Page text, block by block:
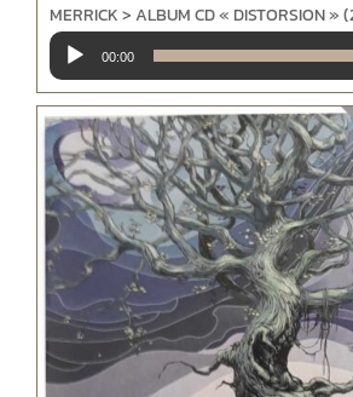
MERRICK > ALBUM CD « DISTORSION »
Lecteur
audio
00:00